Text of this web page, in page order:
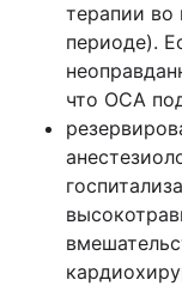
терапии во
периоде).
что ОСА